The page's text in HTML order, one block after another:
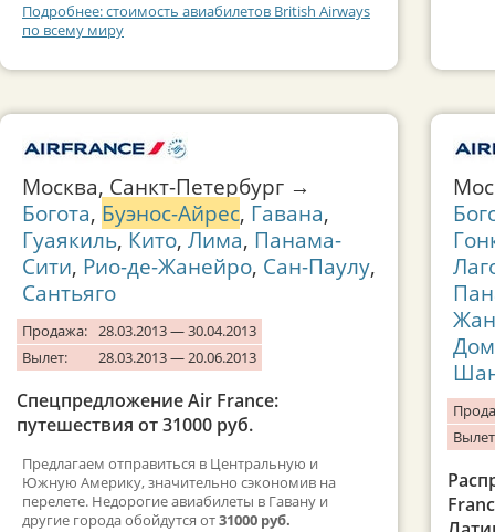
Подробнее: стоимость авиабилетов British Airways
по всему миру
Москва, Санкт-Петербург →
Богота, Буэнос-Айрес, Гавана,
Гуаякиль, Кито, Лима, Панама-
Сити, Рио-де-Жанейро, Сан-Паулу,
Сантьяго
Продажа: 28.03.2013 — 30.04.2013
Вылет:
28.03.2013 — 20.06.2013
Спецпредложение Air France:
путешествия от 31000 руб.
Предлагаем отправиться в Центральную и
Южную Америку, значительно сэкономив на
перелете. Недорогие авиабилеты в Гавану и
другие города обойдутся от31000 руб.